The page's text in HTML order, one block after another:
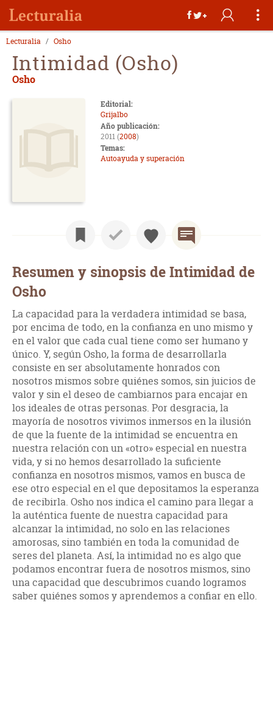
Lecturalia Osho
Intimidad (Osho)
Osho
Editorial:
Grijalbo
Año publicación:
2011 (2008)
Temas:
Autoayuda y superación
Resumen y sinopsis de Intimidad de
Osho
La capacidad para la verdadera intimidad se basa,
por encima de todo, en la confianza en uno mismo y
en el valor que cada cual tiene como ser humano y
único. Y, según Osho, la forma de desarrollarla
consiste en ser absolutamente honrados con
nosotros mismos sobre quiénes somos, sin juicios de
valor y sin el deseo de cambiarnos para encajar en
los ideales de otras personas. Por desgracia, la
mayoría de nosotros vivimos inmersos en la ilusión
de que la fuente de la intimidad se encuentra en
nuestra relación con un «otro» especial en nuestra
vida, y si no hemos desarrollado la suficiente
confianza en nosotros mismos, vamos en busca de
ese otro especial en el que depositamos la esperanza
de recibirla. Osho nos indica el camino para llegar a
la auténtica fuente de nuestra capacidad para
alcanzar la intimidad, no solo en las relaciones
amorosas, sino también en toda la comunidad de
seres del planeta. Así, la intimidad no es algo que
podamos encontrar fuera de nosotros mismos, sino
una capacidad que descubrimos cuando logramos
saber quiénes somos y aprendemos a confiar en ello.